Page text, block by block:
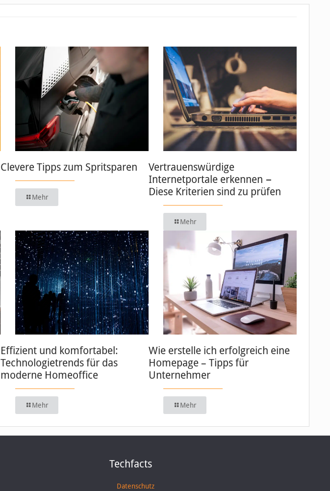
Clevere Tipps zum Spritsparen
Mehr
Vertrauenswürdige
Internetportale erkennen −
Diese Kriterien sind zu prüfen
Mehr
Effizient und komfortabel:
Technologietrends für das
moderne Homeoffice
Mehr
Wie erstelle ich erfolgreich eine
Homepage – Tipps für
Unternehmer
Mehr
Techfacts
Datenschutz